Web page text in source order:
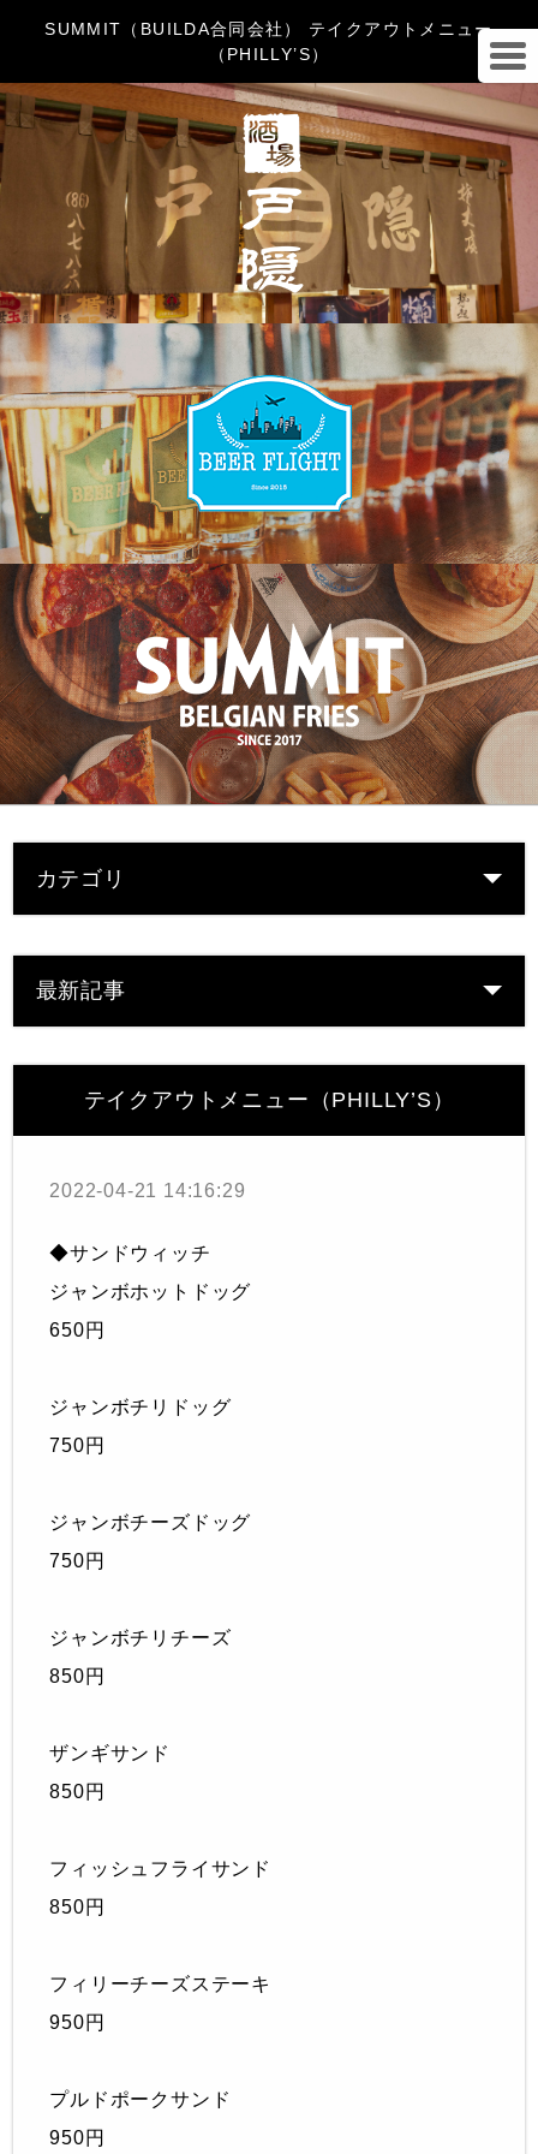
SUMMIT（BUILDA合同会社） テイクアウトメニュー
（PHILLY’S）
カテゴリ
最新記事
テイクアウトメニュー（PHILLY’S）
2022-04-21 14:16:29
◆サンドウィッチ
ジャンボホットドッグ
650円
ジャンボチリドッグ
750円
ジャンボチーズドッグ
750円
ジャンボチリチーズ
850円
ザンギサンド
850円
フィッシュフライサンド
850円
フィリーチーズステーキ
950円
プルドポークサンド
950円